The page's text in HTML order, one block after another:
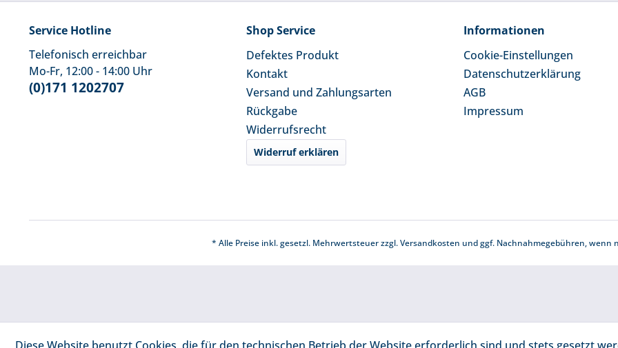
Service Hotline
Telefonisch erreichbar
Mo-Fr, 12:00 - 14:00 Uhr
(0)171 1202707
Shop Service
Defektes Produkt
Kontakt
Versand und Zahlungsarten
Rückgabe
Widerrufsrecht
Widerruf erklären
Informationen
Cookie-Einstellungen
Datenschutzerklärung
AGB
Impressum
* Alle Preise inkl. gesetzl. Mehrwertsteuer zzgl.Versandkosten und ggf. Nachnahmegebühren, wenn